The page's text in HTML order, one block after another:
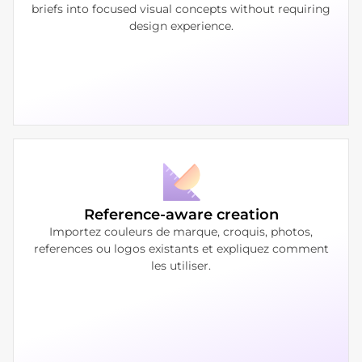
briefs into focused visual concepts without requiring
design experience.
Reference-aware creation
Importez couleurs de marque, croquis, photos,
references ou logos existants et expliquez comment
les utiliser.